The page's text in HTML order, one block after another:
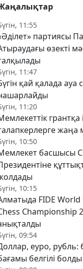
11:55
партиясы
өзекті
11:47
қай қалада ауа
11:20
грантқа
жаңа
10:50
басшысы
10:15
FIDE
Championship
09:54
еуро, рубль:
белгілі болды